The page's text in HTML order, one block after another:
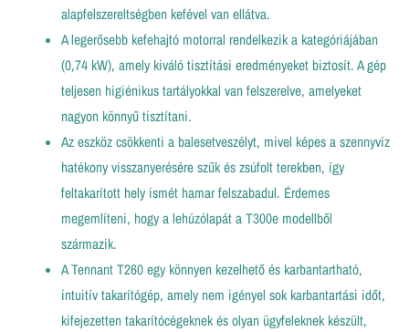
alapfelszereltségben kefével van ellátva.
A legerősebb kefehajtó motorral rendelkezik a kategóriájában
(0,74 kW), amely kiváló tisztítási eredményeket biztosít. A gép
teljesen higiénikus tartályokkal van felszerelve, amelyeket
nagyon könnyű tisztítani.
Az eszköz csökkenti a balesetveszélyt, mivel képes a szennyvíz
hatékony visszanyerésére szűk és zsúfolt terekben, így
feltakarított hely ismét hamar felszabadul. Érdemes
megemlíteni, hogy a lehúzólapát a T300e modellből
származik.
A Tennant T260 egy könnyen kezelhető és karbantartható,
intuitív takarítógép, amely nem igényel sok karbantartási időt,
kifejezetten takarítócégeknek és olyan ügyfeleknek készült,